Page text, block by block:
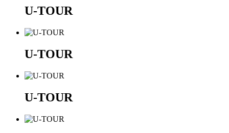
U-TOUR
U-TOUR
U-TOUR